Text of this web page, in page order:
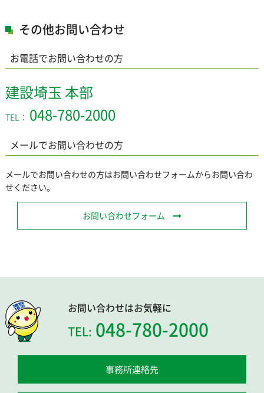
その他お問い合わせ
お電話でお問い合わせの方
建設埼玉 本部
TEL： 048-780-2000
メールでお問い合わせの方
メールでお問い合わせの方はお問い合わせフォームからお問い合わ
せください。
お問い合わせフォーム
お問い合わせはお気軽に
TEL: 048-780-2000
事務所連絡先